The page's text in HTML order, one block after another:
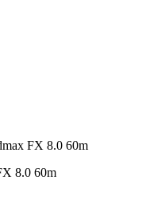
FX 8.0 60m
8.0 60m